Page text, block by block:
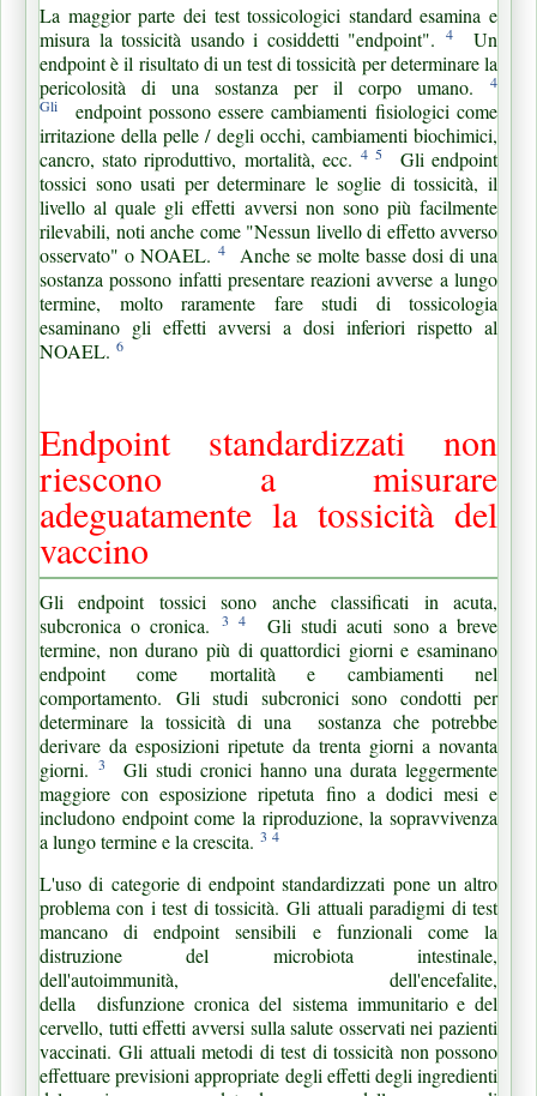
La maggior parte dei test tossicologici standard esamina e
misura la tossicità usando i cosiddetti "endpoint".
4Un
endpoint è il risultato di un test di tossicità per determinare la
pericolosità di una sostanza per il corpo umano.
4
Gli
endpoint possono essere cambiamenti fisiologici come
irritazione della pelle / degli occhi, cambiamenti biochimici,
cancro, stato riproduttivo, mortalità, ecc.4 5
Gli endpoint
tossici sono usati per determinare le soglie di tossicità, il
livello al quale gli effetti avversi non sono più facilmente
rilevabili, noti anche come "Nessun livello di effetto avverso
osservato" o NOAEL. 4
Anche se molte basse dosi di una
sostanza possono infatti presentare reazioni avverse a lungo
termine, molto raramente fare studi di tossicologia
esaminano gli effetti avversi a dosi inferiori rispetto al
NOAEL. 6
Endpoint standardizzati non
riescono a misurare
adeguatamente la tossicità del
vaccino
Gli endpoint tossici sono anche classificati in acuta,
subcronica o cronica.
3 4Gli studi acuti sono a breve
termine, non durano più di quattordici giorni e esaminano
endpoint come mortalità e cambiamenti nel
comportamento. Gli studi subcronici sono condotti per
determinare la tossicità di una
sostanza che potrebbe
derivare da esposizioni ripetute da trenta giorni a novanta
giorni. 3
Gli studi cronici hanno una durata leggermente
maggiore con esposizione ripetuta fino a dodici mesi e
includono endpoint come la riproduzione, la sopravvivenza
a lungo termine e la crescita. 3 4
L'uso di categorie di endpoint standardizzati pone un altro
problema con i test di tossicità.Gli attuali paradigmi di test
mancano di endpoint sensibili e funzionali come la
distruzione del microbiota intestinale,
dell'autoimmunità, dell'encefalite,
della disfunzionecronica del sistema immunitario e del
cervello, tutti effetti avversi sulla salute osservati nei pazienti
vaccinati.Gli attuali metodi di test di tossicità non possono
effettuare previsioni appropriate degli effetti degli ingredienti